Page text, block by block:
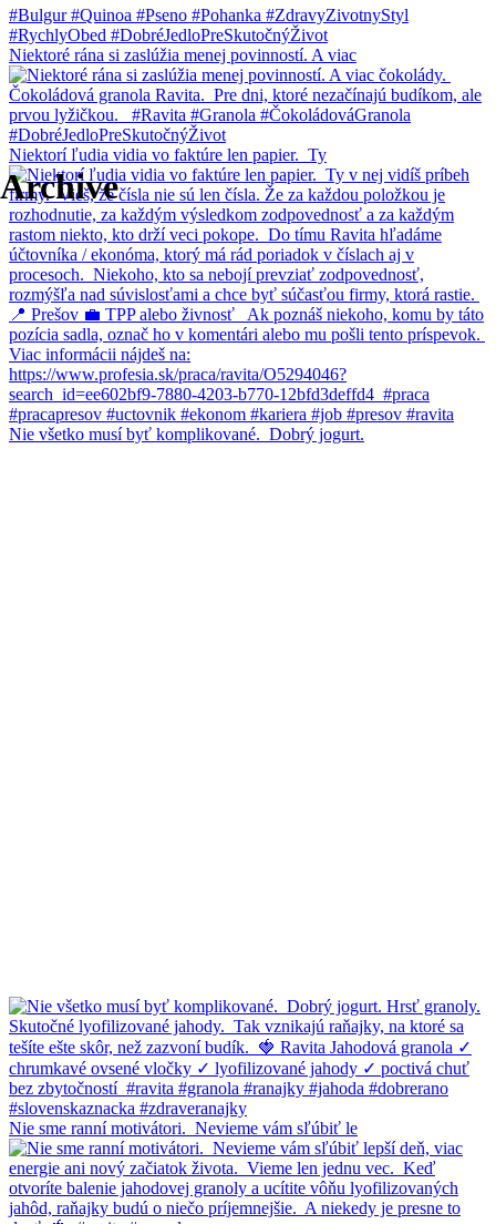
Archive
Niektoré rána si zaslúžia menej povinností. A viac
Niektorí ľudia vidia vo faktúre len papier.⁠ ⁠ Ty
Nie všetko musí byť komplikované.⁠ ⁠ Dobrý jogurt.
Nie sme ranní motivátori.⁠ ⁠ Nevieme vám sľúbiť le